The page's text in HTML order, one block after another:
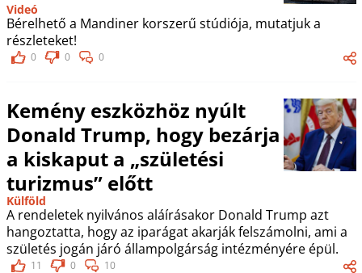
Videó
Bérelhető a Mandiner korszerű stúdiója, mutatjuk a
részleteket!
0 0 0
Kemény eszközhöz nyúlt
Donald Trump, hogy bezárja
a kiskaput a „születési
turizmus” előtt
Külföld
A rendeletek nyilvános aláírásakor Donald Trump azt
hangoztatta, hogy az iparágat akarják felszámolni, ami a
születés jogán járó állampolgárság intézményére épül.
11 0 10